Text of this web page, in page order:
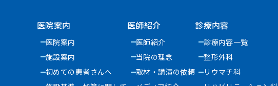
医院案内
医院案内
施設案内
初めての患者さんへ
医師紹介
医師紹介
当院の理念
取材・講演の依頼
診療内容
診療内容一覧
整形外科
リウマチ科